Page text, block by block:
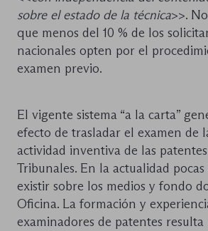
sobre el estado de la técnica>>.
que menos del 10 % de los
nacionales opten por el
examen previo.
El vigente sistema “a la carta”
efecto de trasladar el examen de
actividad inventiva de las
Tribunales. En la actualidad
existir sobre los medios y fondo
Oficina. La formación y
examinadores de patentes resulta